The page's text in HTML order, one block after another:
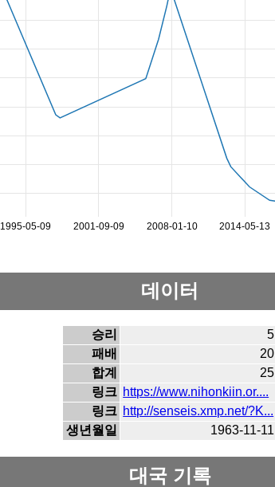
1995-05-09 2001-09-09 2008-01-10 2014-05-13
데이터
승리
5
패배
20
합계
25
링크 https://www.nihonkiin.or....
링크 http://senseis.xmp.net/?K...
생년월일
1963-11-11
대국 기록